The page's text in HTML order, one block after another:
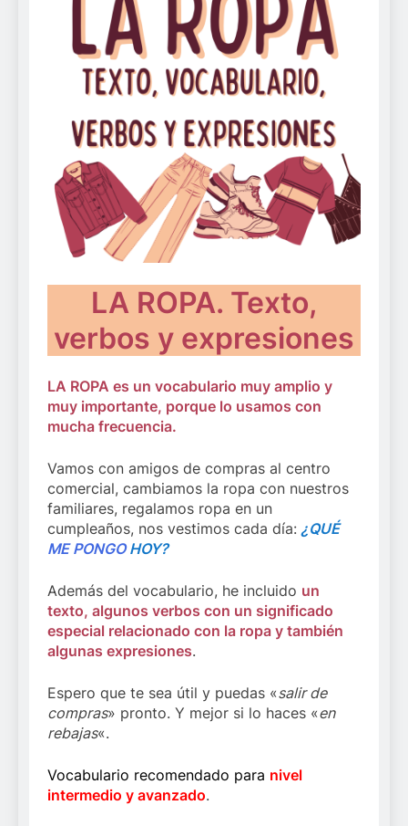
LA ROPA. Texto,
verbos y expresiones
LA ROPA es un vocabulario muy amplio y
muy importante, porque lo usamos con
mucha frecuencia.
Vamos con amigos de compras al centro
comercial, cambiamos la ropa con nuestros
familiares, regalamos ropa en un
cumpleaños, nos vestimos cada día: ¿QUÉ
ME PONGOHOY?
Además del vocabulario, he incluido un
texto, algunos verbos con un significado
especial relacionado con la ropa y también
algunas expresiones.
Espero que te sea útil y puedas «salir de
compras» pronto. Y mejor si lo haces «en
rebajas«.
Vocabulario recomendado para nivel
intermedio y avanzado.